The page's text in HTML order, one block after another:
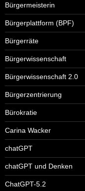
Bürgermeisterin
Bürgerplattform (BPF)
Bürgerräte
Bürgerwissenschaft
Bürgerwissenschaft 2.0
Bürgerzentrierung
Bürokratie
Carina Wacker
chatGPT
chatGPT und Denken
ChatGPT-5.2